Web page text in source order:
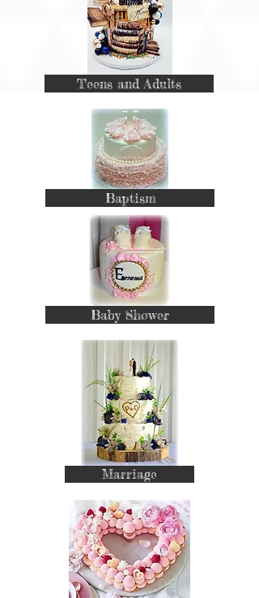
Teens and Adults
Baptism
Baby Shower
Marriage